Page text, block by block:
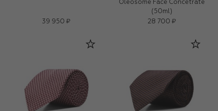
39 950 ₽
Oleosome Face Concetrate
(50ml)
28 700 ₽